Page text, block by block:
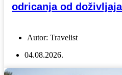
odricanja od
Autor: Travelist
04.08.2026.